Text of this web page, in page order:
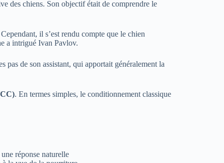
des chiens. Son objectif était de comprendre le
il s’est rendu compte que le chien
a intrigué Ivan Pavlov.
pas de son assistant, qui apportait généralement la
. En termes simples, le conditionnement classique
réponse naturelle